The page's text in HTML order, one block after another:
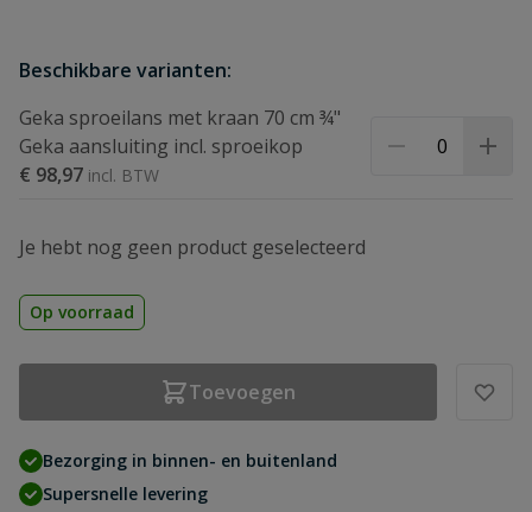
Beschikbare varianten:
Geka sproeilans met kraan 70 cm ¾"
Geka aansluiting incl. sproeikop
€ 98,97
Je hebt nog geen product geselecteerd
Op voorraad
Toevoegen
Bezorging in binnen- en buitenland
Supersnelle levering